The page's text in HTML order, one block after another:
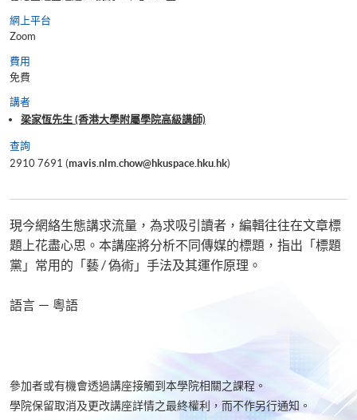
網上平台
Zoom
費用
免費
講者
梁家恆先生 (香港大學附屬學院高級講師)
查詢
2910 7691 (mavis.nlm.chow@hkuspace.hku.hk)
現今網絡生態講求流量，為求吸引讀者，編輯往往在文章標
題上花盡心思。本講座將分析不同傳媒的標題，指出「標題
黨」常用的「藝 / 偽術」手法及其運作原理。
語言 － 粵語
參加者或有機會透過講座接觸到本學院相關之課程。
學院保留取消及更改講座詳情之最終權利，而不作另行通知。